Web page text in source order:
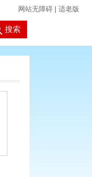
网站无障碍 适老版
搜索